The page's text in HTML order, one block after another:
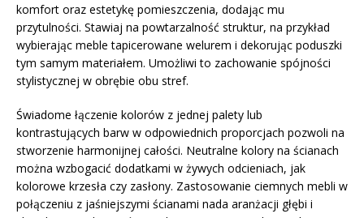
komfort oraz estetykę pomieszczenia, dodając mu
przytulności. Stawiaj na powtarzalność struktur, na przykład
wybierając meble tapicerowane welurem i dekorując poduszki
tym samym materiałem. Umożliwi to zachowanie spójności
stylistycznej w obrębie obu stref.
Świadome łączenie kolorów z jednej palety lub
kontrastujących barw w odpowiednich proporcjach pozwoli na
stworzenie harmonijnej całości. Neutralne kolory na ścianach
można wzbogacić dodatkami w żywych odcieniach, jak
kolorowe krzesła czy zasłony. Zastosowanie ciemnych mebli w
połączeniu z jaśniejszymi ścianami nada aranżacji głębi i